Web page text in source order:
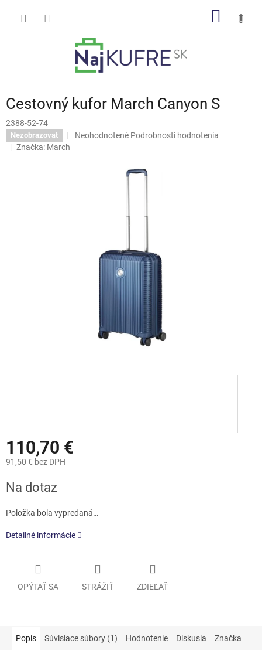
Cestovný kufor March Canyon S
2388-52-74
Nezobrazovat
Priemerné
Neohodnotené Podrobnosti hodnotenia
Značka: March
110,70 €
91,50 € bez DPH
cena:
Na dotaz
Položka bola vypredaná…
Detailné informácie
OPÝTAŤ SA STRÁŽIŤ ZDIEĽAŤ
Popis Súvisiace súbory (1) Hodnotenie Diskusia Značka